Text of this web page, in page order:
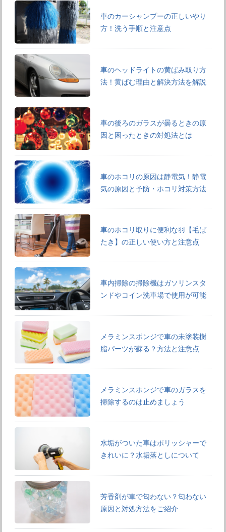
車のカーシャンプーの正しいやり
方！洗う手順と注意点
車のヘッドライトの黄ばみ取り方
法！黄ばむ理由と解決方法を解説
車の後ろのガラスが曇るときの原
因と困ったときの対処法とは
車のホコリの原因は静電気！静電
気の原因と予防・ホコリ対策方法
車のホコリ取りに便利な羽【毛ば
たき】の正しい使い方と注意点
車内掃除の掃除機はガソリンスタ
ンドやコイン洗車場で使用が可能
メラミンスポンジで車の未塗装樹
脂パーツが蘇る？方法と注意点
メラミンスポンジで車のガラスを
掃除するのは止めましょう
水垢がついた車はポリッシャーで
きれいに？水垢落としについて
芳香剤が車で匂わない？匂わない
原因と対処方法をご紹介